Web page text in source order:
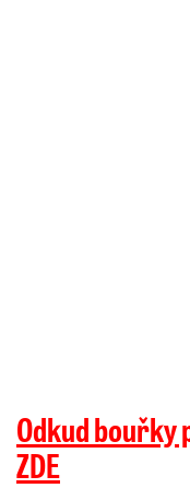
Odkud bouřky
ZDE